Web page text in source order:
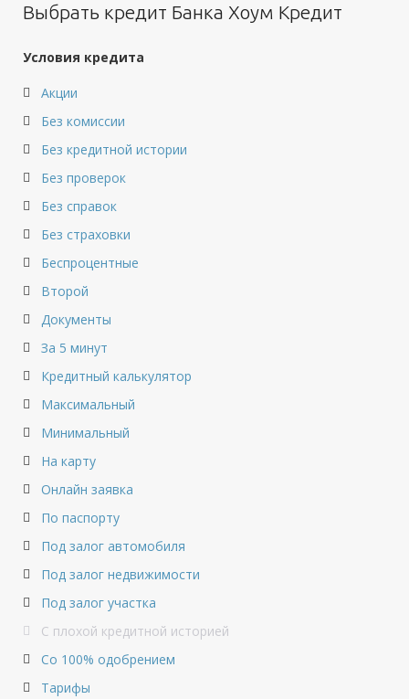
Выбрать кредит Банка Хоум Кредит
Условия кредита
Акции
Без комиссии
Без кредитной истории
Без проверок
Без справок
Без страховки
Беспроцентные
Второй
Документы
За 5 минут
Кредитный калькулятор
Максимальный
Минимальный
На карту
Онлайн заявка
По паспорту
Под залог автомобиля
Под залог недвижимости
Под залог участка
С плохой кредитной историей
Со 100% одобрением
Тарифы